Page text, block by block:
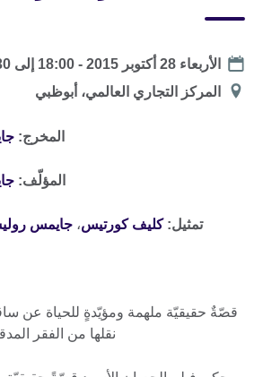
Date
الأربعاء 28 أكتوبر 2015 - 18:00 إلى
الموقع
المركز التجاري العالمي، أبوظبي
المخرج:
المؤلّف:
تمثيل:كليف كورتيس، جايمس
قصّةٌ حقيقيّة ملهمة ومؤيّدةٍ للحياة عن
نقلها من الفقر